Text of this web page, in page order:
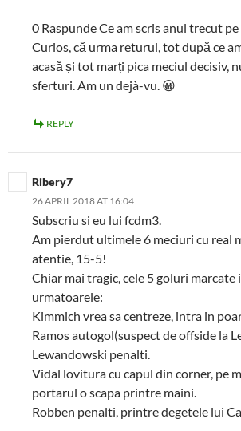
0 Raspunde Ce am scris anul trecut
Curios, că urma returul, tot după ce
acasă și tot marți pica meciul decisiv,
sferturi. Am un dejà-vu. 😀
REPLY
Ribery7
26 APRIL 2018 AT 16:04
Subscriu si eu lui fcdm3.
Am pierdut ultimele 6 meciuri cu real
atentie, 15-5!
Chiar mai tragic, cele 5 goluri marcate
urmatoarele:
Kimmich vrea sa centreze, intra in
Ramos autogol(suspect de offside la
Lewandowski penalti.
Vidal lovitura cu capul din corner, pe
portarul o scapa printre maini.
Robben penalti, printre degetele lui